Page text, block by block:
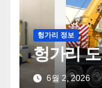
헝가리 정보
헝가리
6월 2, 2026